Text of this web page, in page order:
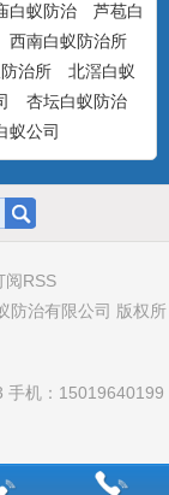
酯乳油
司出品，有刺激
用...
悬浮剂
剂
味，可杀可防，
白蚁防治
芦苞白
西南白蚁防治所
治所
北滘白蚁
杏坛白蚁防治
蚁公司
阅RSS
防治有限公司 版权所
手机：15019640199